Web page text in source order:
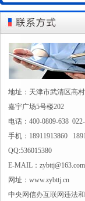
地址：天津市武清区高
嘉宇广场5号楼202
电话：400-0809-638
手机：18911913860
QQ:536015380
E-MAIL：zybttj@163.com
网址：www.zybttj.cn
中央网信办互联网违法